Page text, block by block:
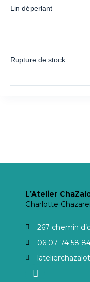
Lin déperlant
Rupture de stock
L’Atelier
Charlotte
267 chemin
06 07 74 58